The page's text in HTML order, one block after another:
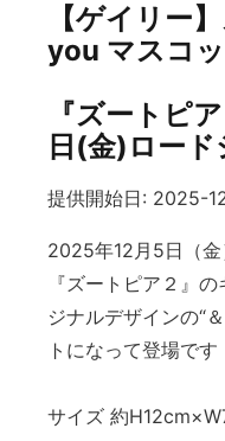
【ゲイリー
you マスコ
『ズートピ
日(金)ロード
提供開始日: 2025-
2025年12月5日（
『ズートピア２』
ジナルデザインの“
トになって登場です
サイズ 約